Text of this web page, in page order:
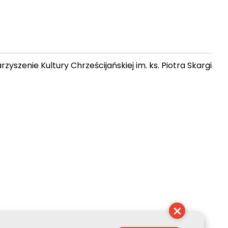
Kultury Chrześcijańskiej im. ks. Piotra Skargi
×